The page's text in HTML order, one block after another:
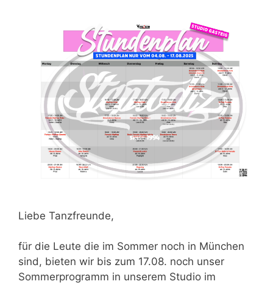
Liebe Tanzfreunde,
für die Leute die im Sommer noch in München
sind, bieten wir bis zum 17.08. noch unser
Sommerprogramm in unserem Studio im